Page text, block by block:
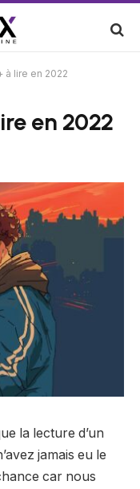
à lire en 2022
en 2022
la lecture d’un
jamais eu le
car nous